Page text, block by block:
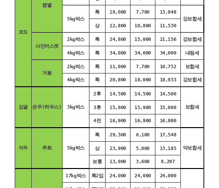
포도
캠벨
5kg박스
특 19,000 7,700
13,948
강보합세
상
12,800 10,800 11,530
샤인머스켓
2kg박스 특 24,800 15,000 21,156 강보합세
4kg박스 특 34,000 34,000 34,000 내림세
거봉
2kg박스 특 11,000 7,700 10,752 보합세
4kg박스 특 20,800 18,000 18,933 강보합세
감귤 온주(하우스) 3kg박스
2후 14,500 14,500 14,500
보합세
3후 15,900 15,900 15,900
4전 16,900 16,900 16,900
자두 추희 5kg박스
특 29,300 8,100 17,548
약보합세
상 23,900 5,000 13,185
보통 13,900 3,600 8,297
17kg박스 특2입 24,000 24,000 24,000